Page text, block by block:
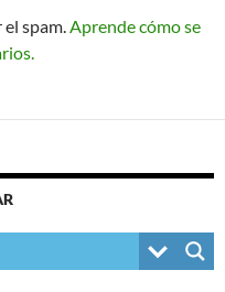
spam. Aprende cómo se